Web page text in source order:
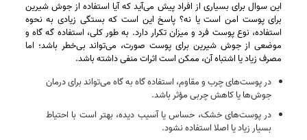
این سوال برای بسیاری از افراد پیش می‌آید که آیا استفاده از جوش شیرین
برای پوست امن است یا نه؟ پاسخ این است که بستگی زیادی به نحوه
استفاده، نوع پوست فرد و میزان تکرار دارد. به طور کلی، استفاده گه‌ گاه و
موضعی از جوش شیرین برای پوست صورت، می‌تواند بی‌خطر باشد؛ اما
مصرف زیاد یا اشتباه آن، ممکن است اثرات منفی داشته باشد.
در پوست‌های چرب و مقاوم، استفاده گاه‌ به‌ گاه می‌تواند برای درمان
جوش‌ها یا کاهش چربی مؤثر باشد.
در پوست‌های خشک، حساس یا آسیب‌ دیده، بهتر است با احتیاط
بسیار زیاد یا اصلا استفاده نشود.